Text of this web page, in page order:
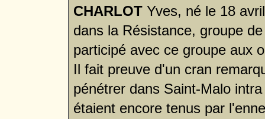
CHARLOT Yves, né le 18
dans la Résistance, groupe
participé avec ce groupe aux
Il fait preuve d'un cran
pénétrer dans Saint-Malo
étaient encore tenus par